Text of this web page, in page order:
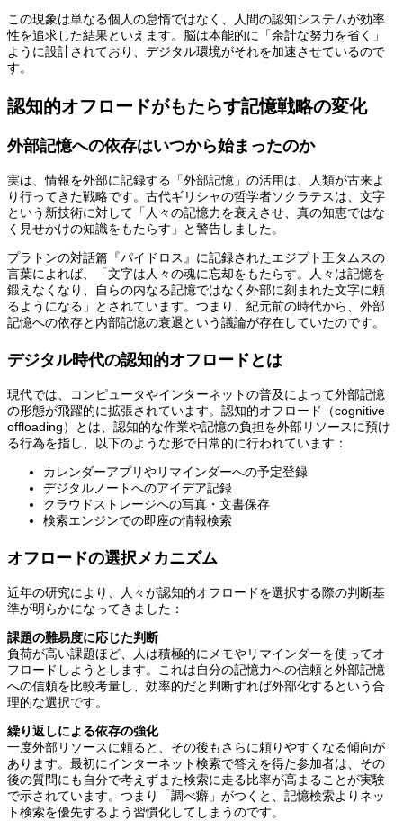
この現象は単なる個人の怠惰ではなく、人間の認知システムが効率
性を追求した結果といえます。脳は本能的に「余計な努力を省く」
ように設計されており、デジタル環境がそれを加速させているので
す。
認知的オフロードがもたらす記憶戦略の変化
外部記憶への依存はいつから始まったのか
実は、情報を外部に記録する「外部記憶」の活用は、人類が古来よ
り行ってきた戦略です。古代ギリシャの哲学者ソクラテスは、文字
という新技術に対して「人々の記憶力を衰えさせ、真の知恵ではな
く見せかけの知識をもたらす」と警告しました。
プラトンの対話篇『パイドロス』に記録されたエジプト王タムスの
言葉によれば、「文字は人々の魂に忘却をもたらす。人々は記憶を
鍛えなくなり、自らの内なる記憶ではなく外部に刻まれた文字に頼
るようになる」とされています。つまり、紀元前の時代から、外部
記憶への依存と内部記憶の衰退という議論が存在していたのです。
デジタル時代の認知的オフロードとは
現代では、コンピュータやインターネットの普及によって外部記憶
の形態が飛躍的に拡張されています。認知的オフロード（cognitive
offloading）とは、認知的な作業や記憶の負担を外部リソースに預け
る行為を指し、以下のような形で日常的に行われています：
カレンダーアプリやリマインダーへの予定登録
デジタルノートへのアイデア記録
クラウドストレージへの写真・文書保存
検索エンジンでの即座の情報検索
オフロードの選択メカニズム
近年の研究により、人々が認知的オフロードを選択する際の判断基
準が明らかになってきました：
課題の難易度に応じた判断
負荷が高い課題ほど、人は積極的にメモやリマインダーを使ってオ
フロードしようとします。これは自分の記憶力への信頼と外部記憶
への信頼を比較考量し、効率的だと判断すれば外部化するという合
理的な選択です。
繰り返しによる依存の強化
一度外部リソースに頼ると、その後もさらに頼りやすくなる傾向が
あります。最初にインターネット検索で答えを得た参加者は、その
後の質問にも自分で考えずまた検索に走る比率が高まることが実験
で示されています。つまり「調べ癖」がつくと、記憶検索よりネッ
ト検索を優先するよう習慣化してしまうのです。